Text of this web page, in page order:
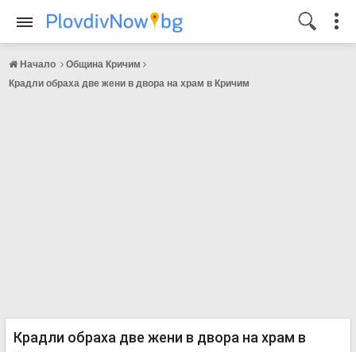
Начало
Община Кричим
Крадли обраха две жени в двора на храм в Кричим
Крадли обраха две жени в двора на храм в